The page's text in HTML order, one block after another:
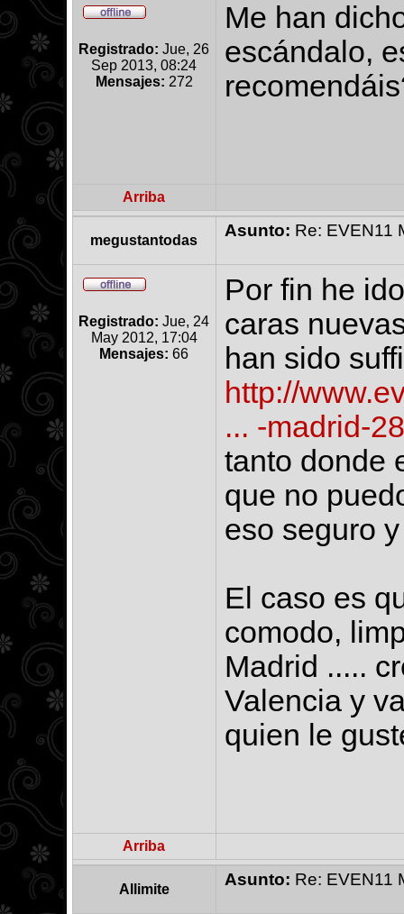
Registrado: Jue, 26
Sep 2013, 08:24
Mensajes: 272
Me han
escándalo,
Arriba
megustantodas
Asunto: Re: EVEN11
Registrado: Jue, 24
May 2012, 17:04
Mensajes: 66
Por fin he
caras
han sido
http://
... -madrid-28
tanto donde
que no
eso seguro
El caso es
comodo,
Madrid .....
Valencia y
quien le
Arriba
Allimite
Asunto: Re: EVEN11